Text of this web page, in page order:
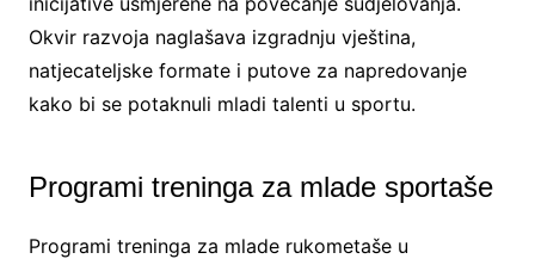
Okvir razvoja naglašava izgradnju vještina,
natjecateljske formate i putove za napredovanje
kako bi se potaknuli mladi talenti u sportu.
Programi treninga za mlade sportaše
Programi treninga za mlade rukometaše u